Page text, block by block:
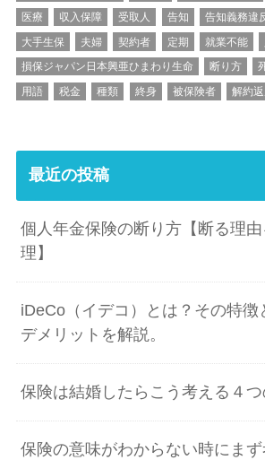
医療
収入保障 受取人 告知 告知義務違
大手生保
夫婦 契約者 定期 就業不能
損保ジャパン日本興亜ひまわり生命
断り方
用語
税金 種類 終身 被保険者 解約
最近の投稿
個人年金保険の断り方【断る理
理】
iDeCo（イデコ）とは？その特徴
デメリットを解説。
保険は結婚したらこう考える４
保険の意味がわからない時にまず